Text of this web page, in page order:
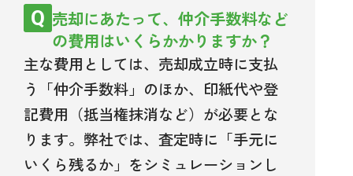
売却にあたって、仲介手数料など
の費用はいくらかかりますか？
主な費用としては、売却成立時に支払
う「仲介手数料」のほか、印紙代や登
記費用（抵当権抹消など）が必要とな
ります。弊社では、査定時に「手元に
いくら残るか」をシミュレーションし